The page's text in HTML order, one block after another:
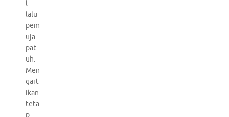
l
lalu
pem
uja
pat
uh.
Men
gart
ikan
teta
p